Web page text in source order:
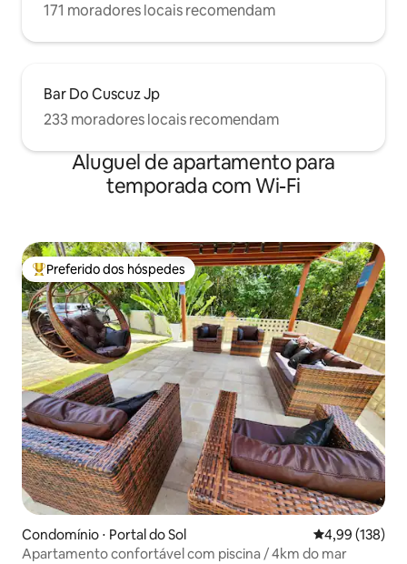
171 moradores locais recomendam
Bar Do Cuscuz Jp
233 moradores locais recomendam
Aluguel de apartamento para
temporada com Wi-Fi
Entre os melhores preferidos dos hóspedes
Preferido dos hóspedes
Condomínio ⋅ Portal do Sol 4,99 de uma
4,99 (138)
Apartamento confortável com piscina / 4km do mar